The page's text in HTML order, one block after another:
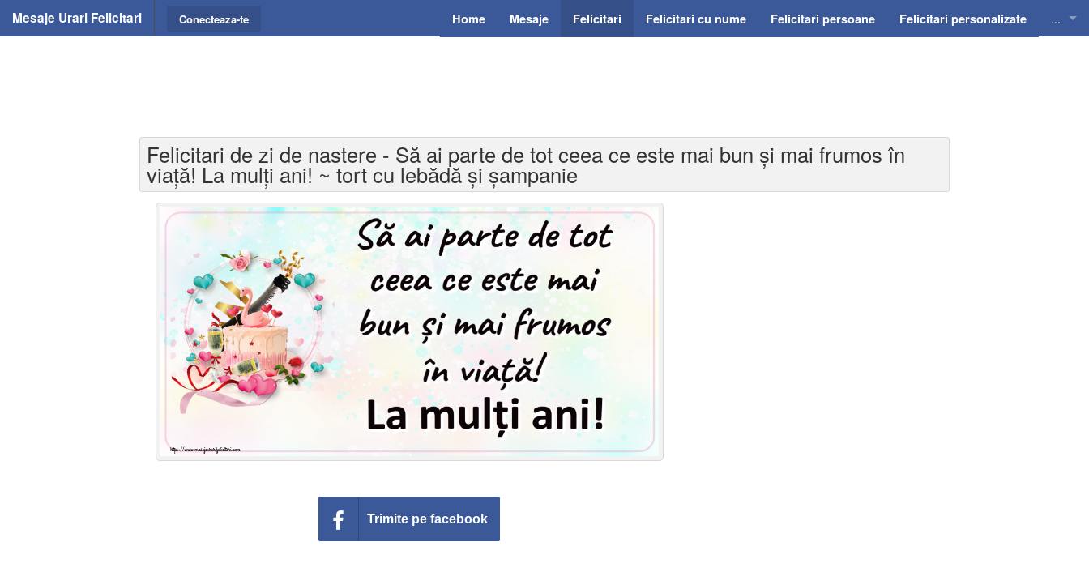
Mesaje Urari Felicitari Home Mesaje Felicitari Felicitari cu nume Felicitari persoane Felicitari personalizate ...
Conecteaza-te
Felicitari de zi de nastere - Să ai parte de tot ceea ce este mai bun și mai frumos în
viață! La mulți ani! ~ tort cu lebădă și șampanie
Trimite pe facebook